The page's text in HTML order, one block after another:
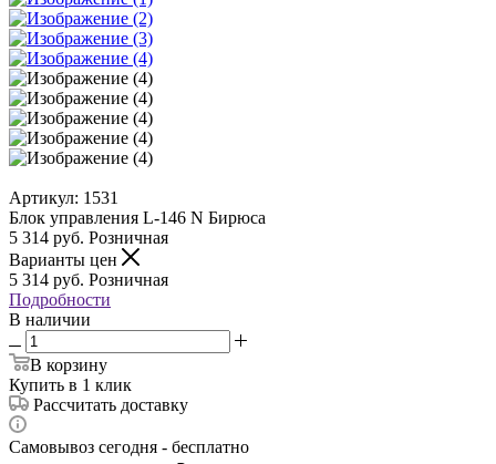
Артикул: 1531
Блок управления L-146 N Бирюса
5 314 руб. Розничная
Варианты цен
5 314 руб. Розничная
Подробности
В наличии
В корзину
Купить в 1 клик
Рассчитать доставку
Самовывоз сегодня - бесплатно